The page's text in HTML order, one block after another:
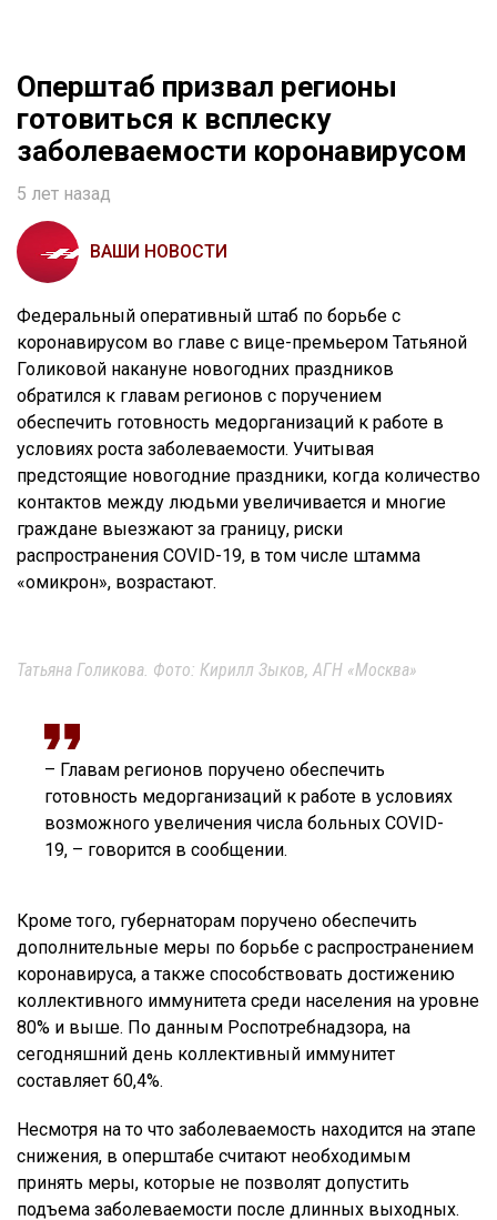
Оперштаб призвал регионы
готовиться к всплеску
заболеваемости коронавирусом
5 лет назад
ВАШИ НОВОСТИ
Федеральный оперативный штаб по борьбе с
коронавирусом во главе с вице-премьером Татьяной
Голиковой накануне новогодних праздников
обратился к главам регионов с поручением
обеспечить готовность медорганизаций к работе в
условиях роста заболеваемости. Учитывая
предстоящие новогодние праздники, когда количество
контактов между людьми увеличивается и многие
граждане выезжают за границу, риски
распространения COVID-19, в том числе штамма
«омикрон», возрастают.
Татьяна Голикова. Фото: Кирилл Зыков, АГН «Москва»
– Главам регионов поручено обеспечить
готовность медорганизаций к работе в условиях
возможного увеличения числа больных COVID-
19, – говорится в сообщении.
Кроме того, губернаторам поручено обеспечить
дополнительные меры по борьбе с распространением
коронавируса, а также способствовать достижению
коллективного иммунитета среди населения на уровне
80% и выше. По данным Роспотребнадзора, на
сегодняшний день коллективный иммунитет
составляет 60,4%.
Несмотря на то что заболеваемость находится на этапе
снижения, в оперштабе считают необходимым
принять меры, которые не позволят допустить
подъема заболеваемости после длинных выходных.